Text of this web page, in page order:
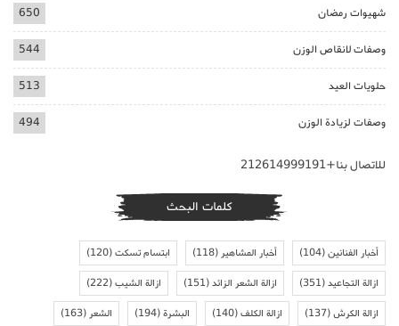
شهيوات رمضان 650
وصفات لانقاص الوزن 544
حلويات العيد 513
وصفات لزيادة الوزن 494
للاتصال بنا+212614999191
كلمات البحث
أخبار الفنانين(104) أخبار المشاهير(118) ابتسام تسكت(120)
ازالة التجاعيد(351) ازالة الشعر الزائد(151) ازالة الشيب(222)
ازالة الكرش(137) ازالة الكلف(140) البشرة(194) الشعر(163)